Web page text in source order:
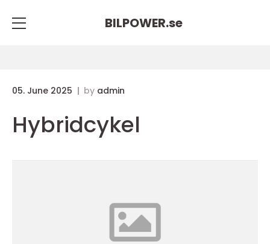
BILPOWER.se
05. June 2025 by admin
Hybridcykel